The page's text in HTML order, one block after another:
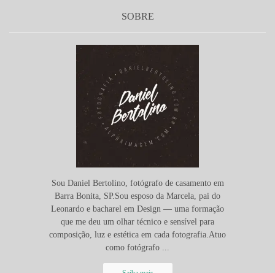
SOBRE
Sou Daniel Bertolino, fotógrafo de casamento em
Barra Bonita, SP.Sou esposo da Marcela, pai do
Leonardo e bacharel em Design — uma formação
que me deu um olhar técnico e sensível para
composição, luz e estética em cada fotografia.Atuo
como fotógrafo ...